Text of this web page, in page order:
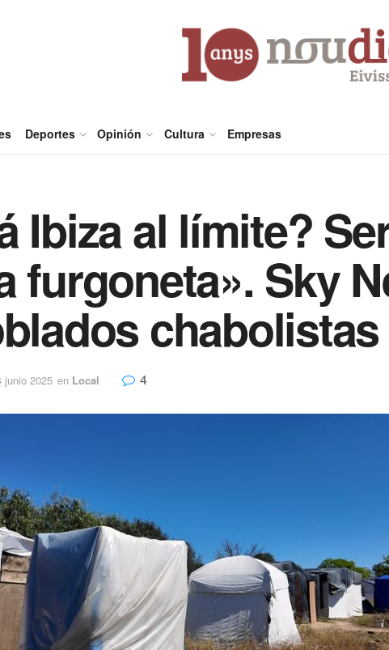
Deportes Opinión Cultura Empresas
Ibiza al límite?
furgoneta». Sky
junio 2025 en Local 4